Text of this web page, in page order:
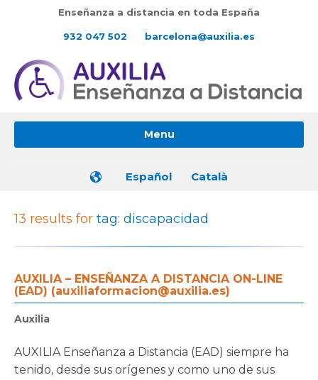
Enseñanza a distancia en toda España
932 047 502 barcelona@auxilia.es
Menu
Español Català
13 results for tag: discapacidad
AUXILIA – ENSEÑANZA A DISTANCIA ON-LINE
(EAD) (auxiliaformacion@auxilia.es)
Auxilia
AUXILIA Enseñanza a Distancia (EAD) siempre ha
tenido, desde sus orígenes y como uno de sus